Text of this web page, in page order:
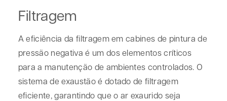
Filtragem
A eficiência da filtragem em cabines de pintura de
pressão negativa é um dos elementos críticos
para a manutenção de ambientes controlados. O
sistema de exaustão é dotado de filtragem
eficiente, garantindo que o ar exaurido seja